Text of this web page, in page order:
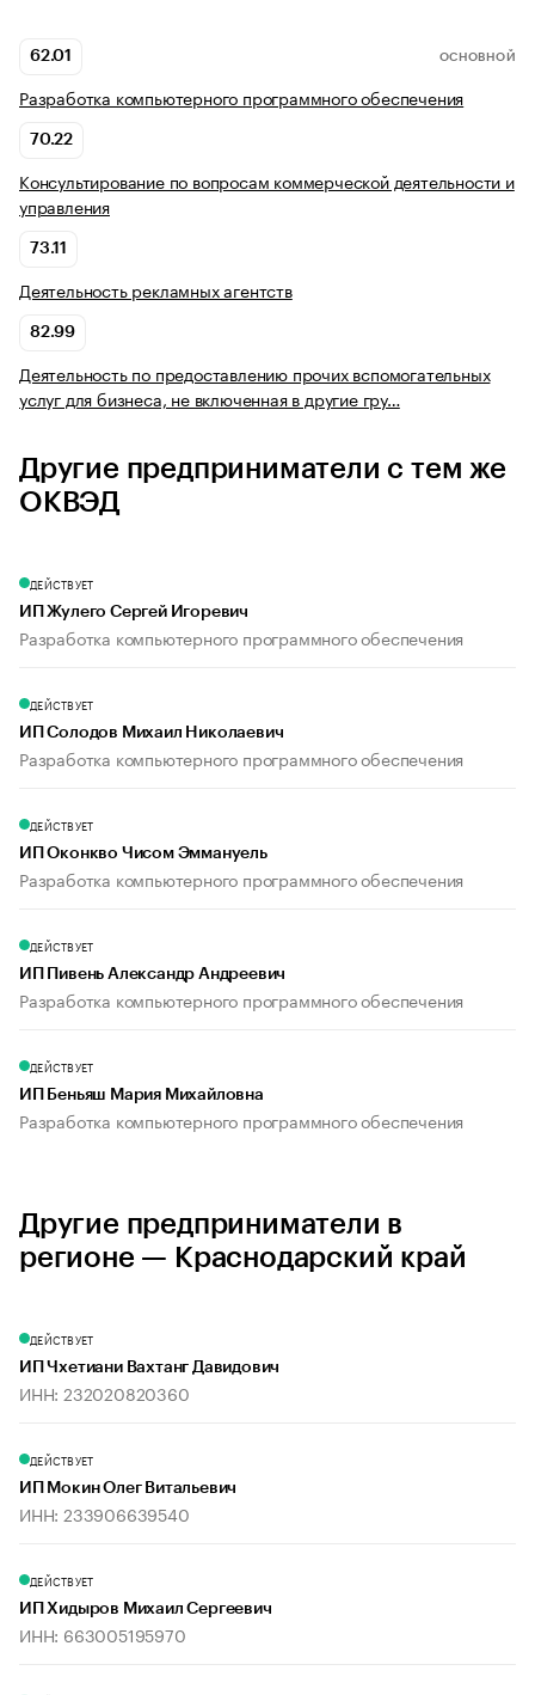
62.01 ОСНОВНОЙ
Разработка компьютерного программного обеспечения
70.22
Консультирование по вопросам коммерческой деятельности и
управления
73.11
Деятельность рекламных агентств
82.99
Деятельность по предоставлению прочих вспомогательных
услуг для бизнеса, не включенная в другие гру…
Другие предприниматели с тем же
ОКВЭД
ДЕЙСТВУЕТ
ИП Жулего Сергей Игоревич
Разработка компьютерного программного обеспечения
ДЕЙСТВУЕТ
ИП Солодов Михаил Николаевич
Разработка компьютерного программного обеспечения
ДЕЙСТВУЕТ
ИП Оконкво Чисом Эммануель
Разработка компьютерного программного обеспечения
ДЕЙСТВУЕТ
ИП Пивень Александр Андреевич
Разработка компьютерного программного обеспечения
ДЕЙСТВУЕТ
ИП Беньяш Мария Михайловна
Разработка компьютерного программного обеспечения
Другие предприниматели в
регионе — Краснодарский край
ДЕЙСТВУЕТ
ИП Чхетиани Вахтанг Давидович
ИНН: 232020820360
ДЕЙСТВУЕТ
ИП Мокин Олег Витальевич
ИНН: 233906639540
ДЕЙСТВУЕТ
ИП Хидыров Михаил Сергеевич
ИНН: 663005195970